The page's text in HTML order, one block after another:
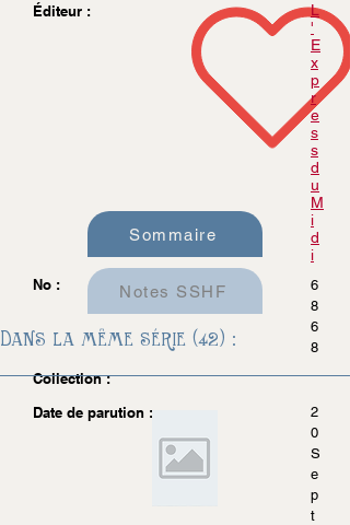
Éditeur :
L
'
E
x
p
r
e
s
s
d
u
M
i
d
i
No :
6
8
6
8
Collection :
Date de parution :
2
0
S
e
p
t
Sommaire
Notes SSHF
Dans la même série (42) :